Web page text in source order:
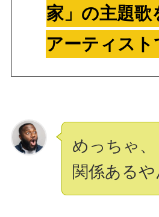
家」の主題歌
アーティス
めっちゃ、
関係あるや